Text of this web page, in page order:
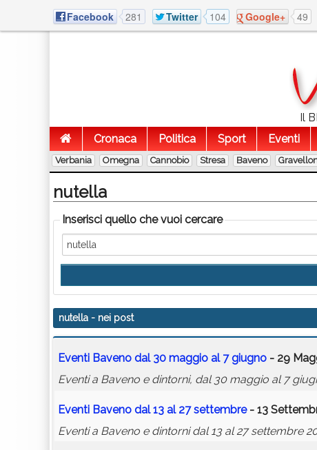
Facebook 281 Twitter 104 Google+ 49
Il
Cronaca
Politica Sport Eventi
Verbania Omegna Cannobio Stresa Baveno
nutella
Inserisci quello che vuoi cercare
nutella - nei post
Eventi Baveno dal 30 maggio al 7 giugno - 29
Eventi a Baveno e dintorni, dal 30 maggio al 7
Eventi Baveno dal 13 al 27 settembre- 13
Eventi a Baveno e dintorni dal 13 al 27 settembre